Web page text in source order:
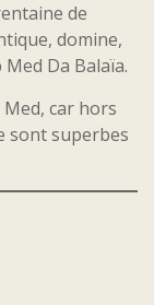
de
domine,
Da Balaïa.
car hors
sont superbes